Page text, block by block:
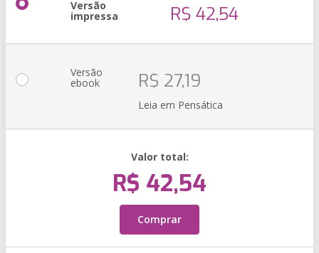
Versão
impressa R$ 42,54
Versão
ebook R$ 27,19
Leia em Pensática
Valor total:
R$ 42,54
Comprar